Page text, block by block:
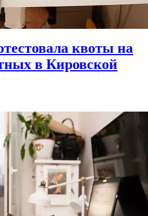
квоты на
в Кировской